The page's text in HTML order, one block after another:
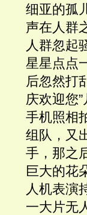
细亚的孤
声在人群
人群忽起
星星点点
后忽然打
庆欢迎您
手机照相
组队，又
手，那之
巨大的花
人机表演
一大片无